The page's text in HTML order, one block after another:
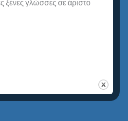
γλώσσες σε άριστο